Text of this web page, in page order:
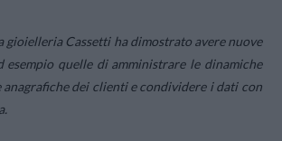
gioielleria Cassetti ha dimostrato avere nuove
esempio quelle di amministrare le dinamiche
anagrafiche dei clienti e condividere i dati con